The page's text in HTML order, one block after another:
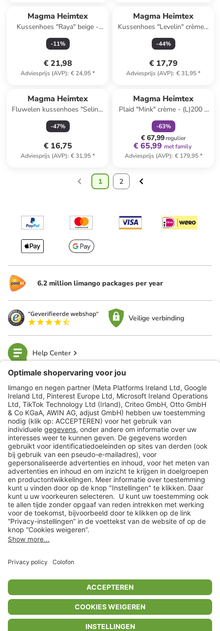
Magma Heimtex
Kussenhoes "Raya" beige -
(L)40 x (B)60 cm
-11%
€ 21,98
Adviesprijs (AVP): € 24,95*
Magma Heimtex
Kussenhoes "Levelin" crème -
(L)50 x (B)50 cm
-44%
€ 17,79
Adviesprijs (AVP): € 31,95*
Magma Heimtex
Fluwelen kussenhoes "Selina"
lichtbruin - (L)50 x (B)50 cm
-47%
€ 16,75
Adviesprijs (AVP): € 31,95*
Magma Heimtex
Plaid "Mink" crème - (L)200 x
(B)150 cm
-63%
€ 67,99regulier
€ 65,99 met family
Adviesprijs (AVP): € 179,95*
1 2
6.2 million limango packages per year
Veilige verbinding
Help Center
limango
Veilig winkelen
Klantenservice
Shop
Acties
limango.de limango.pl
** Alle prijsopgaven zijn inclusief belasting en exclusief verzendkosten
ᵃ Bij een minimale bestelwaarde van €15.